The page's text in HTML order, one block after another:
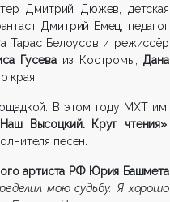
Дмитрий Дюжев, детская
Дмитрий Емец, педагог
Тарас Белоусов и режиссёр
Гусева из Костромы, Дана
края.
В этом году МХТ им.
Высоцкий. Круг чтения»,
песен.
артиста РФ Юрия Башмета
мою судьбу. Я хорошо